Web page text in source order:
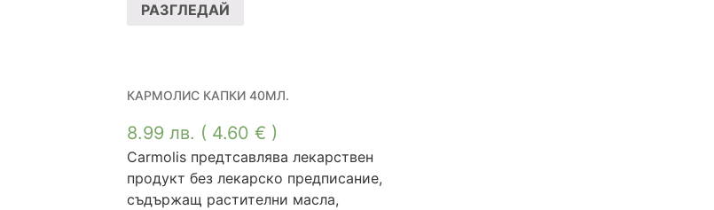
РАЗГЛЕДАЙ
КАРМОЛИС КАПКИ 40МЛ.
8.99 лв. ( 4.60 € )
Carmolis предтсавлява лекарствен
продукт без лекарско предписание,
съдържащ растителни масла,